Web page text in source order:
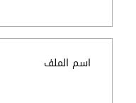
اسم الملف